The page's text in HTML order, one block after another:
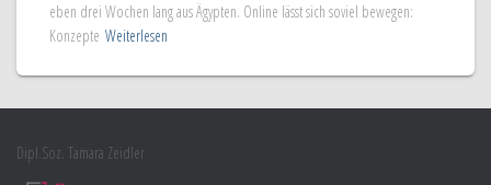
eben drei Wochen lang aus Ägypten. Online lässt sich soviel bewegen:
Konzepte Weiterlesen
Dipl.Soz. Tamara Zeidler